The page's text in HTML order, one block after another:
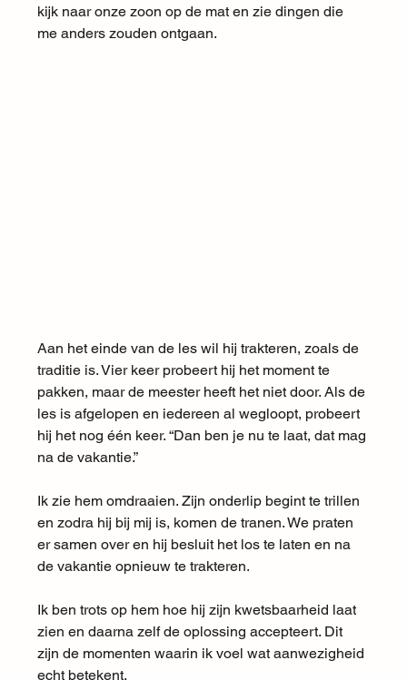
kijk naar onze zoon op de mat en zie dingen die
me anders zouden ontgaan.
Aan het einde van de les wil hij trakteren, zoals de
traditie is. Vier keer probeert hij het moment te
pakken, maar de meester heeft het niet door. Als de
les is afgelopen en iedereen al wegloopt, probeert
hij het nog één keer. “Dan ben je nu te laat, dat mag
na de vakantie.”
Ik zie hem omdraaien. Zijn onderlip begint te trillen
en zodra hij bij mij is, komen de tranen. We praten
er samen over en hij besluit het los te laten en na
de vakantie opnieuw te trakteren.
Ik ben trots op hem hoe hij zijn kwetsbaarheid laat
zien en daarna zelf de oplossing accepteert. Dit
zijn de momenten waarin ik voel wat aanwezigheid
echt betekent.